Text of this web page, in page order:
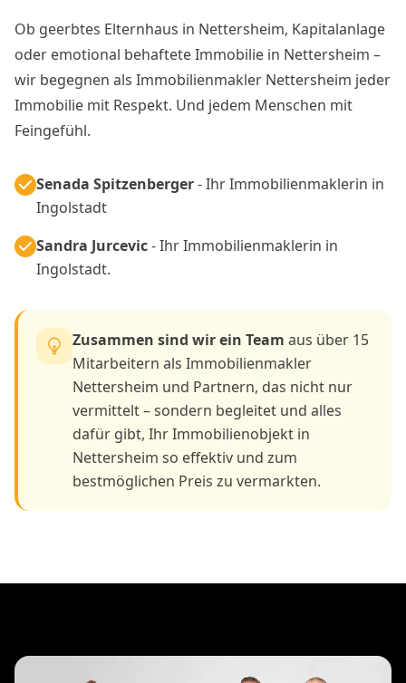
Ob geerbtes Elternhaus in Nettersheim, Kapitalanlage
oder emotional behaftete Immobilie in Nettersheim –
wir begegnen als Immobilienmakler Nettersheim jeder
Immobilie mit Respekt. Und jedem Menschen mit
Feingefühl.
Senada Spitzenberger- Ihr Immobilienmaklerin in
Ingolstadt
Sandra Jurcevic- Ihr Immobilienmaklerin in
Ingolstadt.
Zusammen sind wir ein Team aus über 15
Mitarbeitern als Immobilienmakler
Nettersheim und Partnern, das nicht nur
vermittelt – sondern begleitet und alles
dafür gibt, Ihr Immobilienobjekt in
Nettersheim so effektiv und zum
bestmöglichen Preis zu vermarkten.